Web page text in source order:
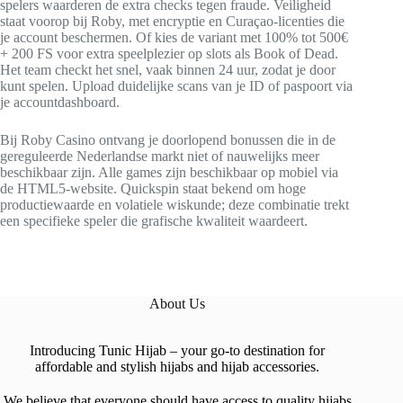
spelers waarderen de extra checks tegen fraude. Veiligheid
staat voorop bij Roby, met encryptie en Curaçao-licenties die
je account beschermen. Of kies de variant met 100% tot 500€
+ 200 FS voor extra speelplezier op slots als Book of Dead.
Het team checkt het snel, vaak binnen 24 uur, zodat je door
kunt spelen. Upload duidelijke scans van je ID of paspoort via
je accountdashboard.
Bij Roby Casino ontvang je doorlopend bonussen die in de
gereguleerde Nederlandse markt niet of nauwelijks meer
beschikbaar zijn. Alle games zijn beschikbaar op mobiel via
de HTML5-website. Quickspin staat bekend om hoge
productiewaarde en volatiele wiskunde; deze combinatie trekt
een specifieke speler die grafische kwaliteit waardeert.
About Us
Introducing Tunic Hijab – your go-to destination for
affordable and stylish hijabs and hijab accessories.